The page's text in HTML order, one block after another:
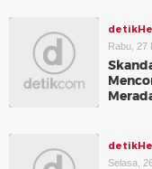
Rabu, 27
Selasa,